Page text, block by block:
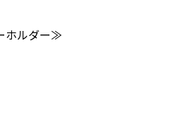
ホルダー≫